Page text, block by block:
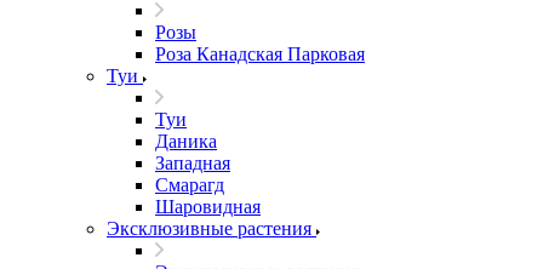
Розы
Роза Канадская Парковая
Туи
Туи
Даника
Западная
Смарагд
Шаровидная
Эксклюзивные растения